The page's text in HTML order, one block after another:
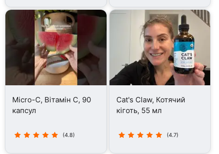
Micro-C, Вітамін C, 90
капсул
(4.8)
Cat's Claw, Котячий
кіготь, 55 мл
(4.7)